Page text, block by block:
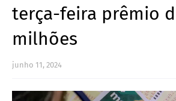
terça-feira prêmio
milhões
junho 11, 2024